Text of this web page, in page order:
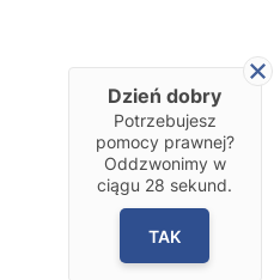
Dzień dobry
Potrzebujesz
pomocy prawnej?
Oddzwonimy w
ciągu 28 sekund.
TAK